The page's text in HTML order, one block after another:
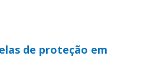
de proteção em